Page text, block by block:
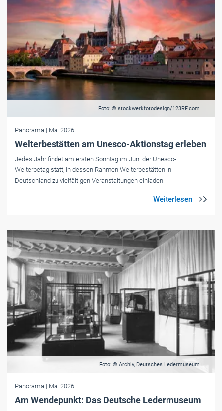
Foto: © stockwerkfotodesign/123RF.com
Panorama | Mai 2026
Welterbestätten am Unesco-Aktionstag erleben
Jedes Jahr findet am ersten Sonntag im Juni der Unesco-
Welterbetag statt, in dessen Rahmen Welterbestätten in
Deutschland zu vielfältigen Veranstaltungen einladen.
Foto: © Archiv, Deutsches Ledermuseum
Panorama | Mai 2026
Am Wendepunkt: Das Deutsche Ledermuseum